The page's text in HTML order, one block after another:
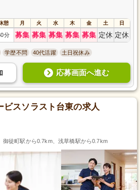
憩 月 火 水 木 金 土 日
分 募集 募集 募集 募集 募集 定休 定休
学歴不問 40代活躍 土日祝休み
応募画面へ進む
ビスソラスト台東の求人
御徒町駅から0.7km、浅草橋駅から0.7km